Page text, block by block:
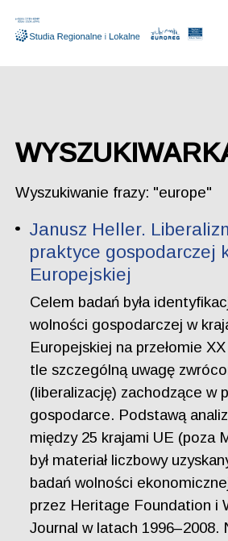
Wyszukiwanie frazy: "europe"
Janusz Heller.
praktyce gospodarczej
Europejskiej
Celem badań była
wolności gospodarczej w
Europejskiej na przełomie
tle szczególną uwagę
(liberalizację) zachodzące w
gospodarce. Podstawą
między 25 krajami UE (poza
był materiał liczbowy
badań wolności
przez Heritage Foundation i
Journal w latach 1996–2008.